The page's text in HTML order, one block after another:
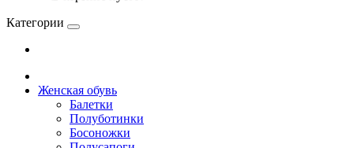
Категории
Женская обувь
Балетки
Полуботинки
Босоножки